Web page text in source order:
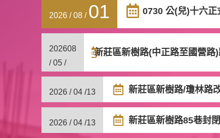
2026 / 08 / 01 0730 公(兒)十六正
2026
/ 05 /
08 新莊區新樹路(中正路至國營路
2026 / 04 /13 新莊區新樹路/瓊林路
2026 / 04 /13 新莊區新樹路85巷封